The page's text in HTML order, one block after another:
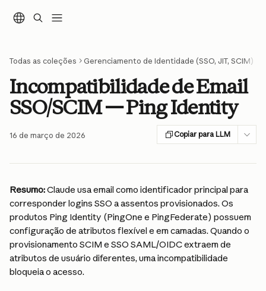
Todas as coleções Gerenciamento de Identidade (SSO, JIT, SCIM)
Incompatibilidade de Email
SSO/SCIM — Ping Identity
16 de março de 2026 Copiar para LLM
Resumo: Claude usa email como identificador principal para
corresponder logins SSO a assentos provisionados. Os
produtos Ping Identity (PingOne e PingFederate) possuem
configuração de atributos flexível e em camadas. Quando o
provisionamento SCIM e SSO SAML/OIDC extraem de
atributos de usuário diferentes, uma incompatibilidade
bloqueia o acesso.